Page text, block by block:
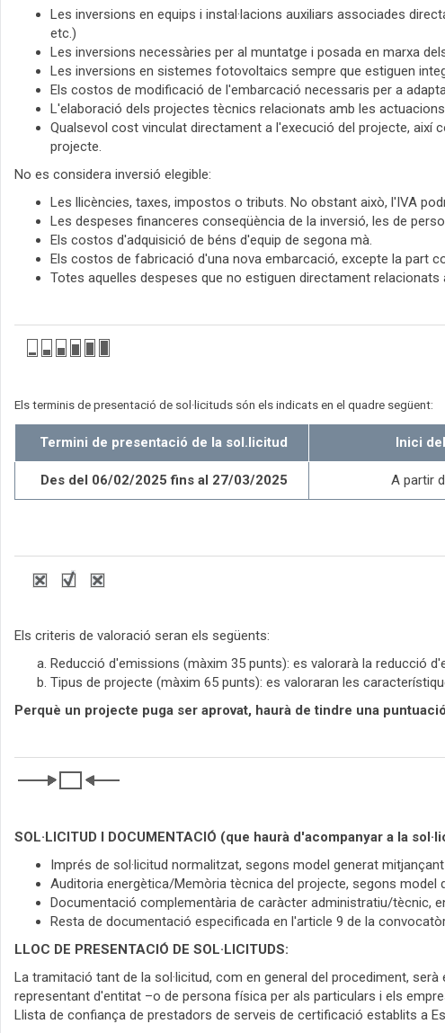
Les inversions en equips i instal·lacions auxiliars associades
etc.)
Les inversions necessàries per al muntatge i posada en marxa
Les inversions en sistemes fotovoltaics sempre que estiguen
Els costos de modificació de l'embarcació necessaris per a
L'elaboració dels projectes tècnics relacionats amb les
Qualsevol cost vinculat directament a l'execució del projecte, així
projecte.
No es considera inversió elegible:
Les llicències, taxes, impostos o tributs. No obstant això, l'IVA
Les despeses financeres conseqüència de la inversió, les de
Els costos d'adquisició de béns d'equip de segona mà.
Els costos de fabricació d'una nova embarcació, excepte la part
Totes aquelles despeses que no estiguen directament
Els terminis de presentació de sol·licituds són els indicats en el quadre següent:
Termini de presentació de la sol.licitud Inici
Des del 06/02/2025 fins al 27/03/2025 A partir
Els criteris de valoració seran els següents:
Reducció d'emissions (màxim 35 punts): es valorarà la reducció
Tipus de projecte (màxim 65 punts): es valoraran les
Perquè un projecte puga ser aprovat, haurà de tindre una
SOL·LICITUD I DOCUMENTACIÓ (que haurà d'acompanyar a la
Imprés de sol·licitud normalitzat, segons model generat
Auditoria energètica/Memòria tècnica del projecte, segons model
Documentació complementària de caràcter administratiu/tècnic,
Resta de documentació especificada en l'article 9 de la
LLOC DE PRESENTACIÓ DE SOL·LICITUDS:
La tramitació tant de la sol·licitud, com en general del procediment,
representant d'entitat –o de persona física per als particulars i els
Llista de confiança de prestadors de serveis de certificació establits a